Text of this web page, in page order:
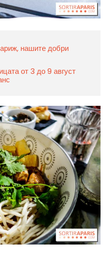
нашите добри
от 3 до 9 август